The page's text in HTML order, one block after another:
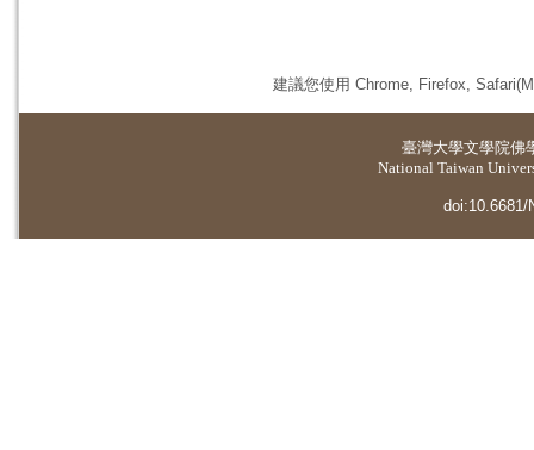
建議您使用 Chrome, Firefox,
臺灣大學文學院佛
National Taiwan
doi:10.6681/